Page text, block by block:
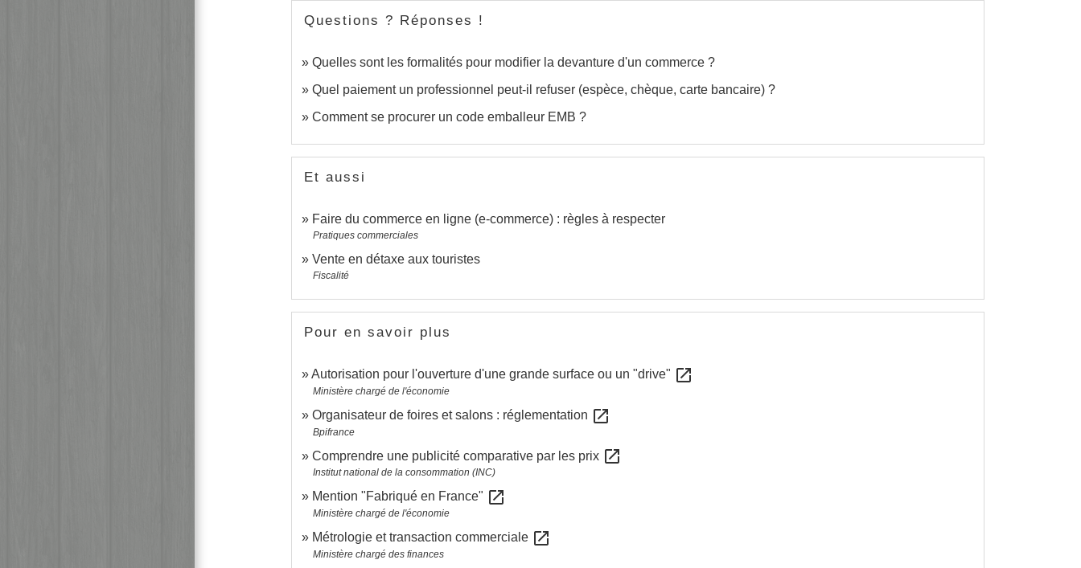
Questions ? Réponses !
Quelles sont les formalités pour modifier la devanture d'un commerce ?
Quel paiement un professionnel peut-il refuser (espèce, chèque, carte bancaire) ?
Comment se procurer un code emballeur EMB ?
Et aussi
Faire du commerce en ligne (e-commerce) : règles à respecter
Pratiques commerciales
Vente en détaxe aux touristes
Fiscalité
Pour en savoir plus
Autorisation pour l'ouverture d'une grande surface ou un "drive" open_in_new
Ministère chargé de l'économie
Organisateur de foires et salons : réglementation open_in_new
Bpifrance
Comprendre une publicité comparative par les prix open_in_new
Institut national de la consommation (INC)
Mention "Fabriqué en France" open_in_new
Ministère chargé de l'économie
Métrologie et transaction commerciale open_in_new
Ministère chargé des finances